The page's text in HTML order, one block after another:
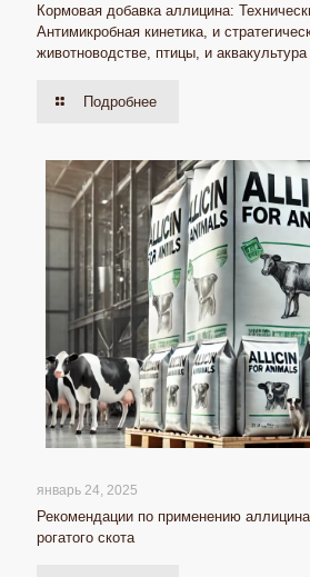
Кормовая добавка аллицина:
Антимикробная кинетика, и
животноводстве, птицы, и аквакультура
Подробнее
январь 24, 2025
Рекомендации по применению
рогатого скота